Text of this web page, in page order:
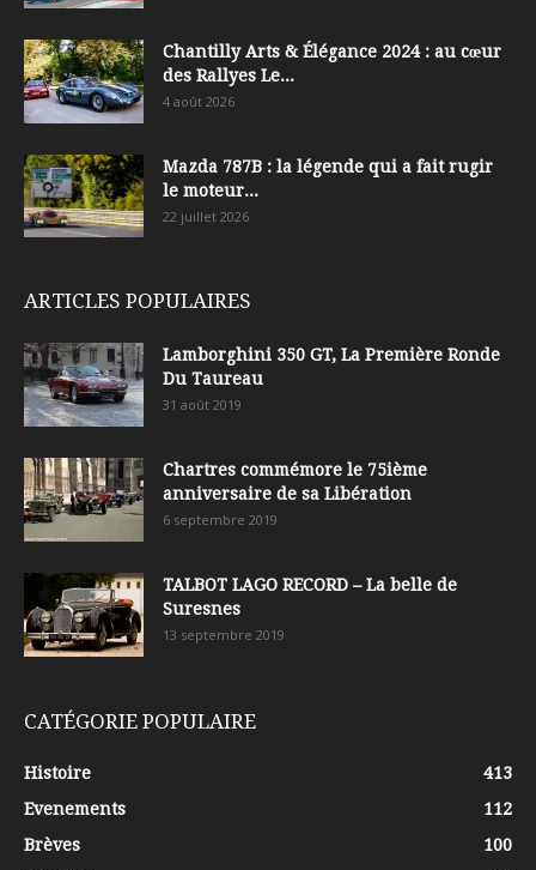
Chantilly Arts & Élégance 2024 : au cœur
des Rallyes Le...
4 août 2026
Mazda 787B : la légende qui a fait rugir
le moteur...
22 juillet 2026
ARTICLES POPULAIRES
Lamborghini 350 GT, La Première Ronde
Du Taureau
31 août 2019
Chartres commémore le 75ième
anniversaire de sa Libération
6 septembre 2019
TALBOT LAGO RECORD – La belle de
Suresnes
13 septembre 2019
CATÉGORIE POPULAIRE
Histoire
413
Evenements
112
Brèves
100